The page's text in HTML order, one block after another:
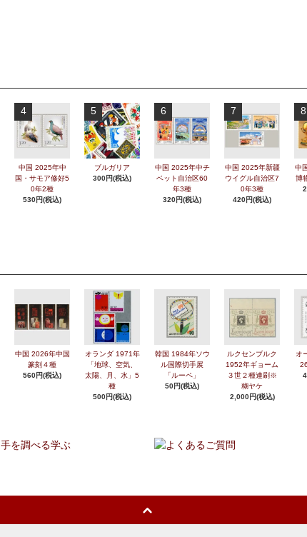
4
中国 2025年中
国・サモア修好5
0年2種
530円(税込)
5
ブルガリア
300円(税込)
6
中国 2025年中チ
ベット自治区60
年3種
320円(税込)
7
中国 2025年新疆
ウイグル自治区7
0年3種
420円(税込)
8
中
博
中国 2026年中国
篆刻４種
560円(税込)
オランダ 1971年
「地球、空気、
太陽、月、水」5
種
500円(税込)
韓国 1984年ソウ
ル国際切手展
「ルーペ」
50円(税込)
ルクセンブルク
1952年ギョーム
３世２種連刷※
糊ヤケ
2,000円(税込)
オ